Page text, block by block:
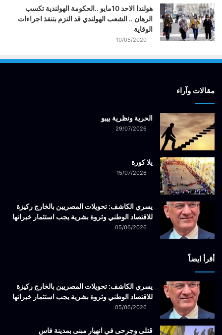
هولندا الاحد 10مايو ..الحكومة الهولندية تكسب
الرهان .. الشعب الهولندي قد التزم بتنفذ اجراءات
الوقاية
10/05/2020
مقالات وآراء
الحرية ونظرية بيبو
29/07/2026
يلا كورة
15/07/2026
يسري الكاشف: تحويلات المصريين بالخارج ركيزة
للاقتصاد الوطني وثروة بشرية يجب استثمار خبراتها
05/06/2026
أقرأ ايضاً
يسري الكاشف: تحويلات المصريين بالخارج ركيزة
للاقتصاد الوطني وثروة بشرية يجب استثمار خبراتها
05/06/2026
قتلى وجرحى في انهيار مبنى بمدينة فاس